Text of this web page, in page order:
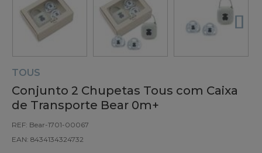
TOUS
Conjunto 2 Chupetas Tous com Caixa
de Transporte Bear 0m+
REF: Bear-1701-00067
EAN: 8434134324732